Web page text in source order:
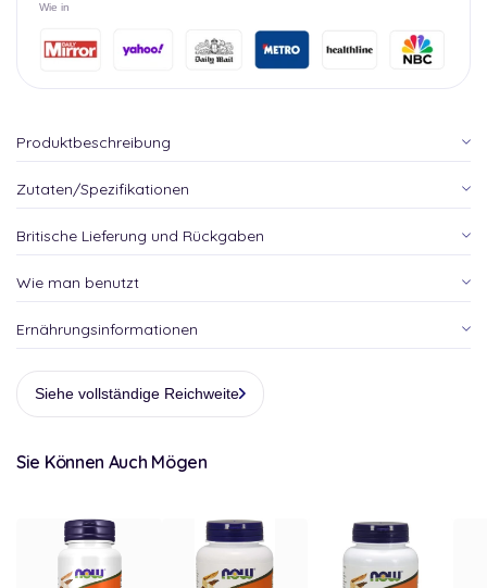
Wie in
Produktbeschreibung
Zutaten/Spezifikationen
Britische Lieferung und Rückgaben
Wie man benutzt
Ernährungsinformationen
Siehe vollständige Reichweite
Sie Können Auch Mögen